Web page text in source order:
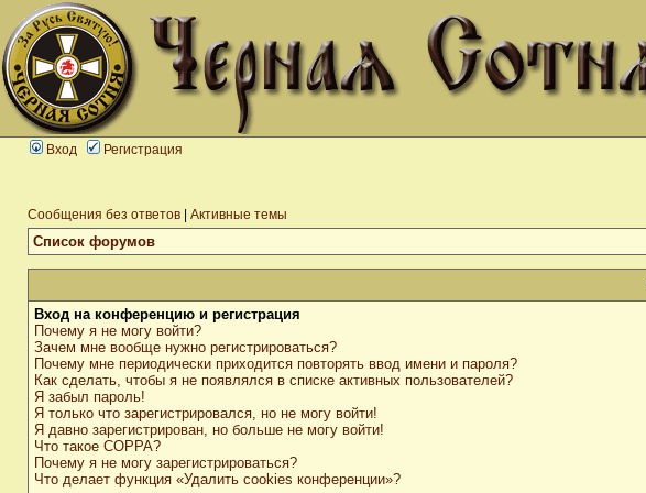
Вход Регистрация
Сообщения без ответов Активные темы
Список форумов
Вход на конференцию и регистрация
Почему я не могу войти?
Зачем мне вообще нужно регистрироваться?
Почему мне периодически приходится повторять ввод имени и пароля?
Как сделать, чтобы я не появлялся в списке активных пользователей?
Я забыл пароль!
Я только что зарегистрировался, но не могу войти!
Я давно зарегистрирован, но больше не могу войти!
Что такое COPPA?
Почему я не могу зарегистрироваться?
Что делает функция «Удалить cookies конференции»?